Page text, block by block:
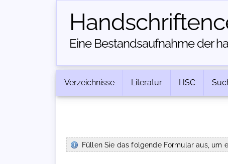
Eine Bestandsaufnahme der
Verzeichnisse Literatur HSC
Füllen Sie das folgende Formular aus, um